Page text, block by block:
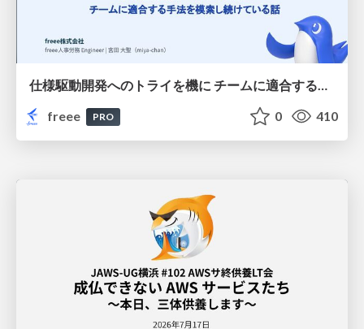
仕様駆動開発へのトライを機に チームに適合する手法を模索し続けている話
freee
PRO 0 410